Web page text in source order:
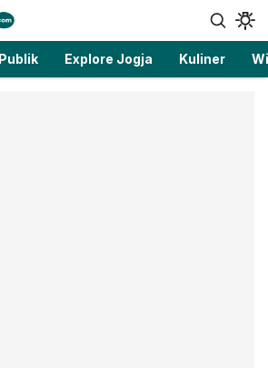
dan Terkini
Explore Jogja Kuliner